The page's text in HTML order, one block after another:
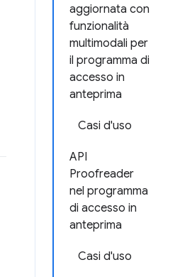
aggiornata con
funzionalità
multimodali per
il programma di
accesso in
anteprima
Casi d'uso
API
Proofreader
nel programma
di accesso in
anteprima
Casi d'uso